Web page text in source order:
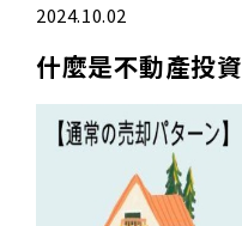
2024.10.02
什麼是不動產投